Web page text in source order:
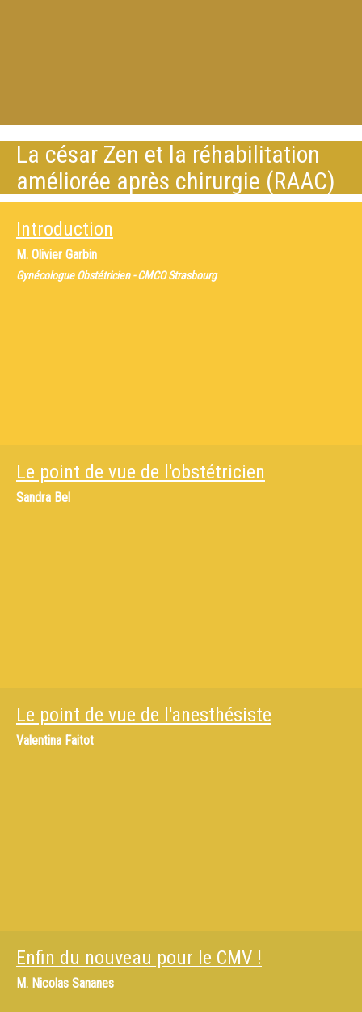
La césar Zen et la réhabilitation
améliorée après chirurgie (RAAC)
Introduction
M. Olivier Garbin
Gynécologue Obstétricien - CMCO Strasbourg
Le point de vue de l'obstétricien
Sandra Bel
Le point de vue de l'anesthésiste
Valentina Faitot
Enfin du nouveau pour le CMV !
M. Nicolas Sananes